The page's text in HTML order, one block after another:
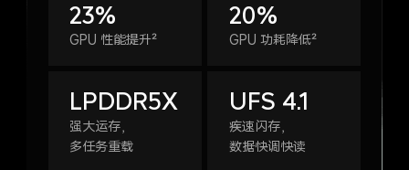
23%
GPU 性能提升²
20%
GPU 功耗降低²
LPDDR5X
强大运存，
多任务重载
UFS 4.1
疾速闪存，
数据快调快读